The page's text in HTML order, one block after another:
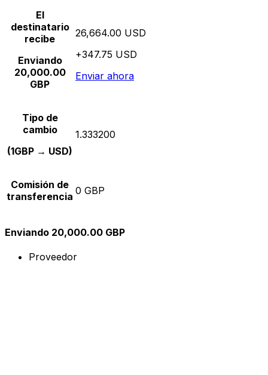
El
destinatario
recibe
Enviando
20,000.00
GBP
26,664.00 USD
+347.75 USD
Enviar ahora
Tipo de
cambio
(1GBP → USD)
1.333200
Comisión de
transferencia 0 GBP
Enviando 20,000.00 GBP
Proveedor